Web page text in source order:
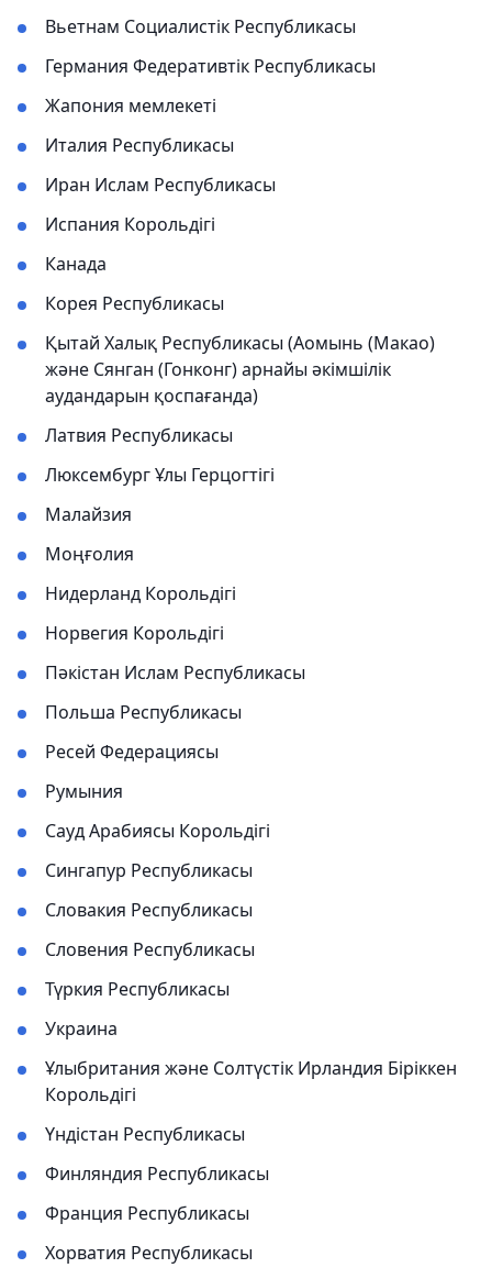
Вьетнам Социалистік Республикасы
Германия Федеративтік Республикасы
Жапония мемлекеті
Италия Республикасы
Иран Ислам Республикасы
Испания Корольдігі
Канада
Корея Республикасы
Қытай Халық Республикасы (Аомынь (Макао)
және Сянган (Гонконг) арнайы әкімшілік
аудандарын қоспағанда)
Латвия Республикасы
Люксембург Ұлы Герцогтігі
Малайзия
Моңғолия
Нидерланд Корольдігі
Норвегия Корольдігі
Пәкістан Ислам Республикасы
Польша Республикасы
Ресей Федерациясы
Румыния
Сауд Арабиясы Корольдігі
Сингапур Республикасы
Словакия Республикасы
Словения Республикасы
Түркия Республикасы
Украина
Ұлыбритания және Солтүстік Ирландия Біріккен
Корольдігі
Үндістан Республикасы
Финляндия Республикасы
Франция Республикасы
Хорватия Республикасы